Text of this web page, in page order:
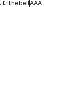
대 thebell AAA